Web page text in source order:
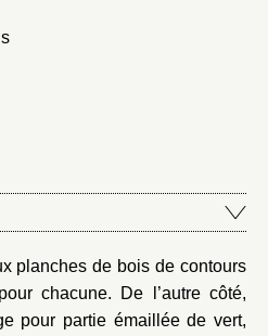
planches de bois de contours
chacune. De l’autre côté,
pour partie émaillée de vert,
passe ?